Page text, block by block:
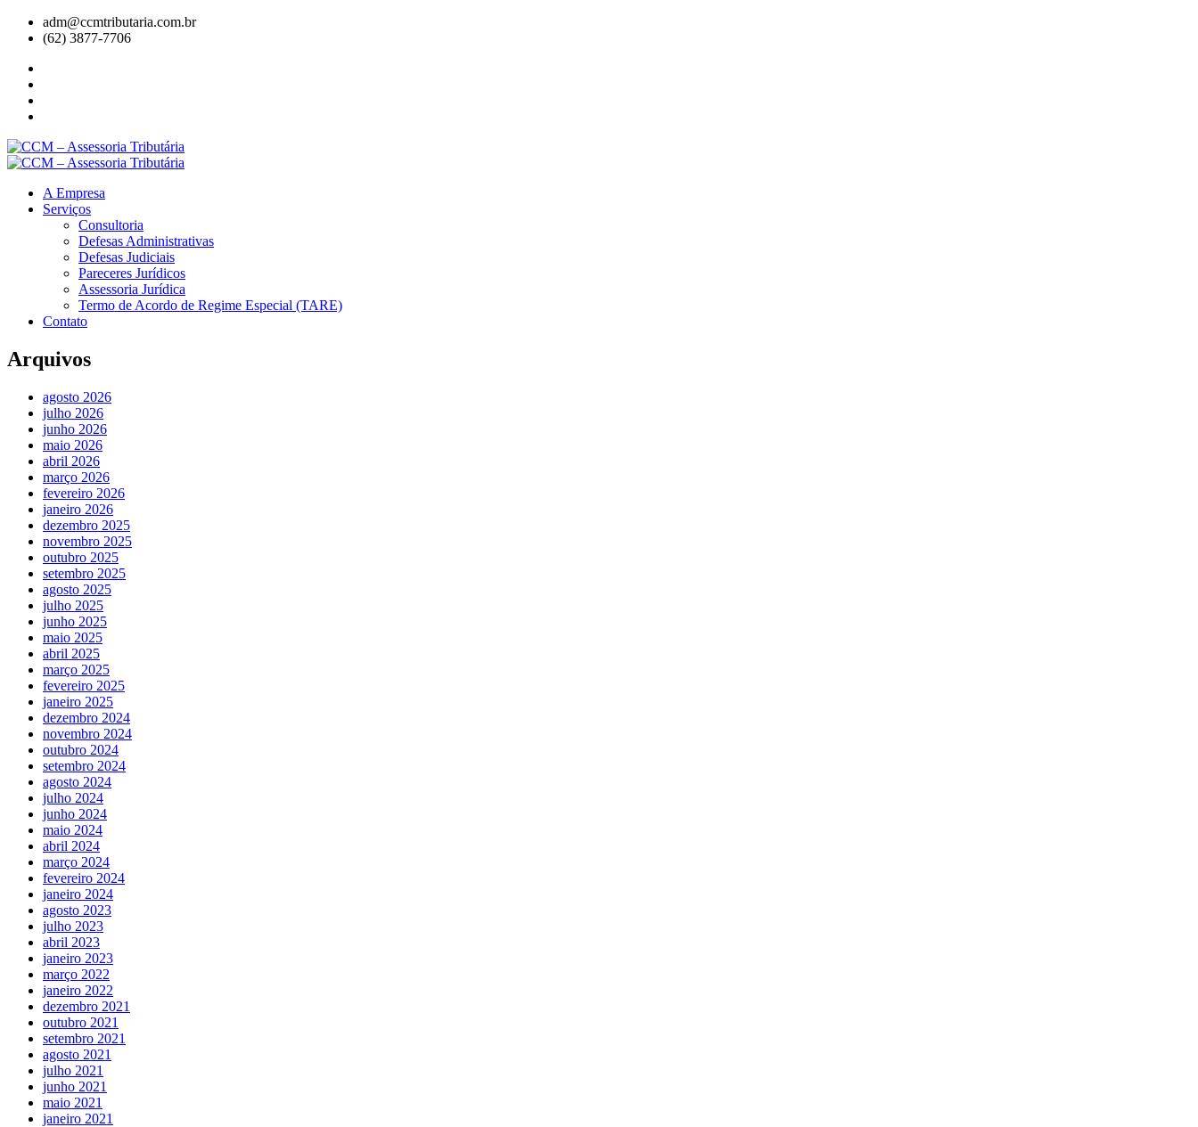
adm@ccmtributaria.com.br
(62) 3877-7706
A Empresa
Serviços
Consultoria
Defesas Administrativas
Defesas Judiciais
Pareceres Jurídicos
Assessoria Jurídica
Termo de Acordo de Regime Especial (TARE)
Contato
Arquivos
agosto 2026
julho 2026
junho 2026
maio 2026
abril 2026
março 2026
fevereiro 2026
janeiro 2026
dezembro 2025
novembro 2025
outubro 2025
setembro 2025
agosto 2025
julho 2025
junho 2025
maio 2025
abril 2025
março 2025
fevereiro 2025
janeiro 2025
dezembro 2024
novembro 2024
outubro 2024
setembro 2024
agosto 2024
julho 2024
junho 2024
maio 2024
abril 2024
março 2024
fevereiro 2024
janeiro 2024
agosto 2023
julho 2023
abril 2023
janeiro 2023
março 2022
janeiro 2022
dezembro 2021
outubro 2021
setembro 2021
agosto 2021
julho 2021
junho 2021
maio 2021
janeiro 2021